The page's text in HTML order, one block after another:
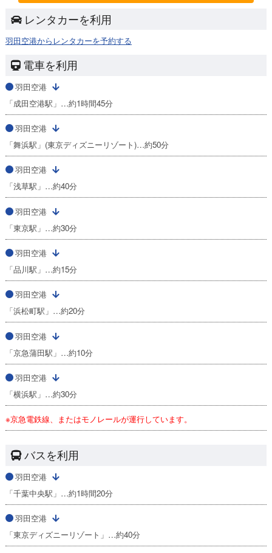
レンタカーを利用
羽田空港からレンタカーを予約する
電車を利用
羽田空港
「成田空港駅」…約1時間45分
羽田空港
「舞浜駅」(東京ディズニーリゾート)…約50分
羽田空港
「浅草駅」…約40分
羽田空港
「東京駅」…約30分
羽田空港
「品川駅」…約15分
羽田空港
「浜松町駅」…約20分
羽田空港
「京急蒲田駅」…約10分
羽田空港
「横浜駅」…約30分
※京急電鉄線、またはモノレールが運行しています。
バスを利用
羽田空港
「千葉中央駅」…約1時間20分
羽田空港
「東京ディズニーリゾート」…約40分